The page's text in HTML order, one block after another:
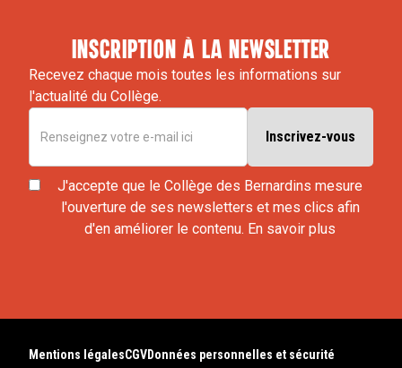
inscription à la newsletter
Recevez chaque mois toutes les informations sur
l'actualité du Collège.
J'accepte que le Collège des Bernardins mesure
l'ouverture de ses newsletters et mes clics afin
d'en améliorer le contenu. En savoir plus
Mentions légalesCGVDonnées personnelles et sécurité